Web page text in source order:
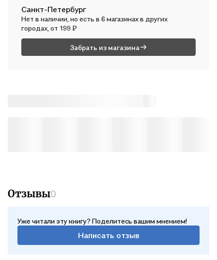
Почтой России
В пн, 10 августа — от 494 ₽
Санкт-Петербург
Нет в наличии, но есть в 6 магазинах в других
городах, от 199 ₽
Забрать из магазина
Отзывы0
Уже читали эту книгу? Поделитесь вашим мнением!
Написать отзыв